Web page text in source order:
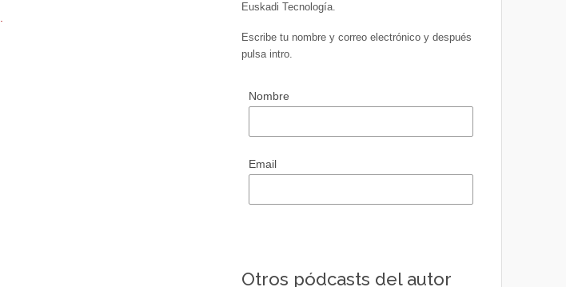
Euskadi Tecnología.
Escribe tu nombre y correo electrónico y después
pulsa intro.
Nombre
Email
Otros pódcasts del autor